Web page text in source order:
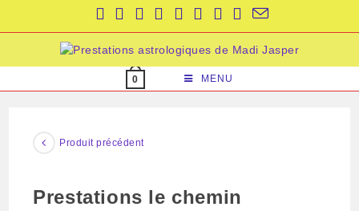
0 MENU
Produit précédent
Prestations le chemin